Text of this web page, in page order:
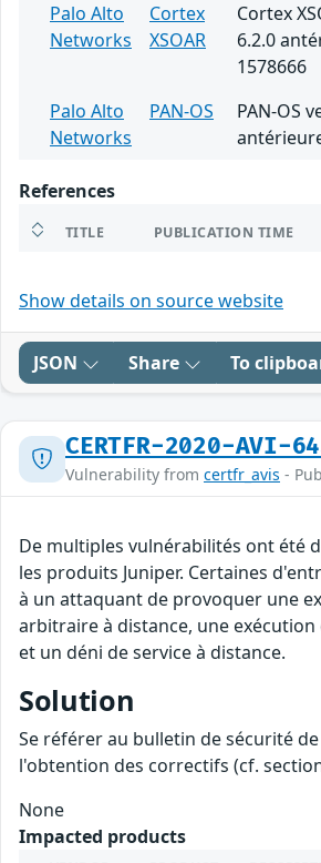
Palo Alto
Networks
Cortex
XSOAR
Cortex
6.2.0
1578666
Palo Alto
Networks
PAN-OS
PAN-OS
References
TITLE PUBLICATION TIME
Show details on source website
JSON Share To
CERTFR-2020-AVI-
Vulnerability from certfr_avis -
De multiples vulnérabilités ont été
les produits Juniper. Certaines
à un attaquant de provoquer une
arbitraire à distance, une
et un déni de service à distance.
Solution
Se référer au bulletin de sécurité
l'obtention des correctifs (cf.
None
Impacted products